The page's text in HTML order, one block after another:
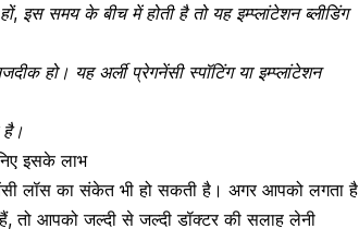
इस समय के बीच में होती है तो यह इम्प्लांटेशन ब्लीडिंग
हो। यह अर्ली प्रेगनेंसी स्पॉटिंग या इम्प्लांटेशन
है।
इसके लाभ
लॉस का संकेत भी हो सकती है। अगर आपको लगता है
तो आपको जल्दी से जल्दी डॉक्टर की सलाह लेनी